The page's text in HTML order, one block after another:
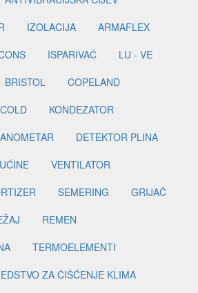
IZOLACIJA
ARMAFLEX
ISPARIVAČ
LU - VE
BRISTOL
COPELAND
KONDEZATOR
DETEKTOR PLINA
VENTILATOR
SEMERING
GRIJAČ
REMEN
TERMOELEMENTI
ZA ČIŠĆENJE KLIMA